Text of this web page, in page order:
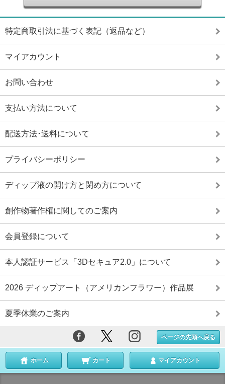
特定商取引法に基づく表記（返品など）
マイアカウント
お問い合わせ
支払い方法について
配送方法･送料について
プライバシーポリシー
ディップ液の開け方と閉め方について
創作物著作権に関してのご案内
会員登録について
本人認証サービス「3Dセキュア2.0」について
2026 ディップアート（アメリカンフラワー）作品展
夏季休業のご案内
ページの先頭へ戻る
ホーム カート マイアカウント